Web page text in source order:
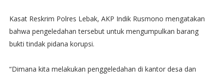
Kasat Reskrim Polres Lebak, AKP Indik Rusmono mengatakan
bahwa pengeledahan tersebut untuk mengumpulkan barang
bukti tindak pidana korupsi.
“Dimana kita melakukan penggeledahan di kantor desa dan